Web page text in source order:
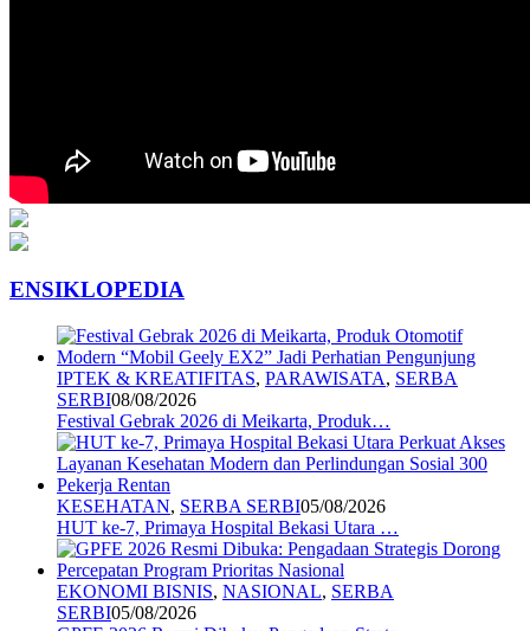
ENSIKLOPEDIA
IPTEK & KREATIFITAS, PARAWISATA, SERBA
SERBI08/08/2026
Festival Gebrak 2026 di Meikarta, Produk…
KESEHATAN, SERBA SERBI05/08/2026
HUT ke-7, Primaya Hospital Bekasi Utara …
EKONOMI BISNIS, NASIONAL, SERBA
SERBI05/08/2026